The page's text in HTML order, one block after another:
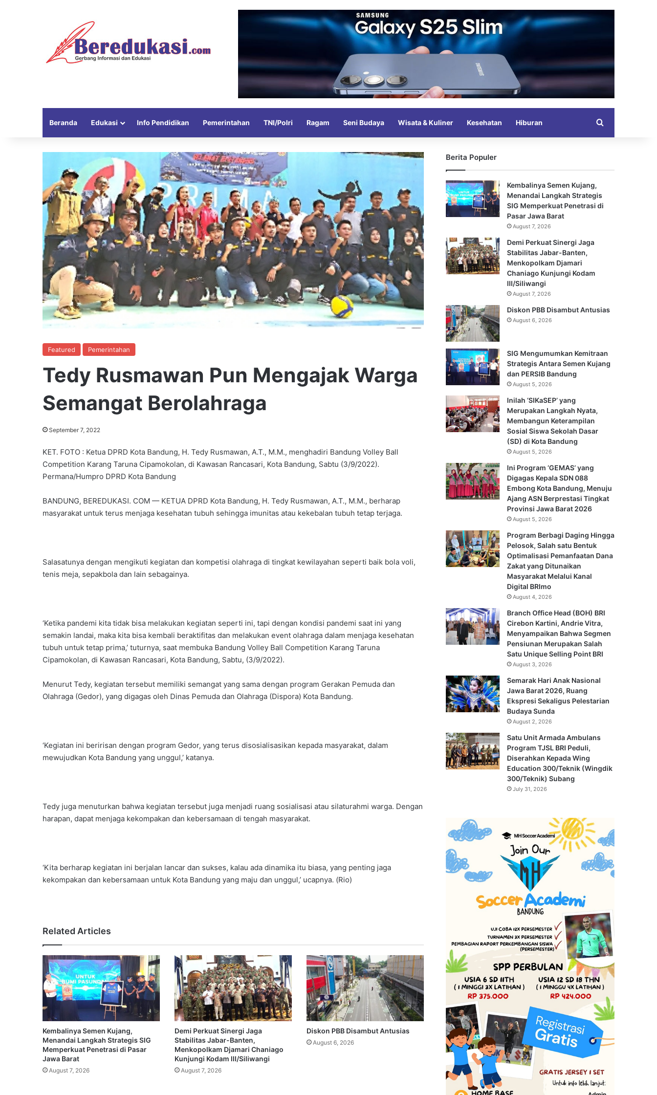
Beranda Edukasi Info Pendidikan Pemerintahan TNI/Polri Ragam Seni Budaya Wisata & Kuliner Kesehatan Hiburan
Featured Pemerintahan
Tedy Rusmawan Pun Mengajak Warga
Semangat Berolahraga
September 7, 2022
KET. FOTO : Ketua DPRD Kota Bandung, H. Tedy Rusmawan, A.T., M.M., menghadiri Bandung Volley Ball
Competition Karang Taruna Cipamokolan, di Kawasan Rancasari, Kota Bandung, Sabtu (3/9/2022).
Permana/Humpro DPRD Kota Bandung
BANDUNG, BEREDUKASI. COM — KETUA DPRD Kota Bandung, H. Tedy Rusmawan, A.T., M.M., berharap
masyarakat untuk terus menjaga kesehatan tubuh sehingga imunitas atau kekebalan tubuh tetap terjaga.
Salasatunya dengan mengikuti kegiatan dan kompetisi olahraga di tingkat kewilayahan seperti baik bola voli,
tenis meja, sepakbola dan lain sebagainya.
‘Ketika pandemi kita tidak bisa melakukan kegiatan seperti ini, tapi dengan kondisi pandemi saat ini yang
semakin landai, maka kita bisa kembali beraktifitas dan melakukan event olahraga dalam menjaga kesehatan
tubuh untuk tetap prima,’ tuturnya, saat membuka Bandung Volley Ball Competition Karang Taruna
Cipamokolan, di Kawasan Rancasari, Kota Bandung, Sabtu, (3/9/2022).
Menurut Tedy, kegiatan tersebut memiliki semangat yang sama dengan program Gerakan Pemuda dan
Olahraga (Gedor), yang digagas oleh Dinas Pemuda dan Olahraga (Dispora) Kota Bandung.
‘Kegiatan ini beririsan dengan program Gedor, yang terus disosialisasikan kepada masyarakat, dalam
mewujudkan Kota Bandung yang unggul,’ katanya.
Tedy juga menuturkan bahwa kegiatan tersebut juga menjadi ruang sosialisasi atau silaturahmi warga. Dengan
harapan, dapat menjaga kekompakan dan kebersamaan di tengah masyarakat.
‘Kita berharap kegiatan ini berjalan lancar dan sukses, kalau ada dinamika itu biasa, yang penting jaga
kekompakan dan kebersamaan untuk Kota Bandung yang maju dan unggul,’ ucapnya. (Rio)
Related Articles
Kembalinya Semen Kujang,
Menandai Langkah Strategis SIG
Memperkuat Penetrasi di Pasar
Jawa Barat
August 7, 2026
Demi Perkuat Sinergi Jaga
Stabilitas Jabar-Banten,
Menkopolkam Djamari Chaniago
Kunjungi Kodam III/Siliwangi
August 7, 2026
Diskon PBB Disambut Antusias
August 6, 2026
Berita Populer
Kembalinya Semen Kujang,
Menandai Langkah Strategis
SIG Memperkuat Penetrasi di
Pasar Jawa Barat
August 7, 2026
Demi Perkuat Sinergi Jaga
Stabilitas Jabar-Banten,
Menkopolkam Djamari
Chaniago Kunjungi Kodam
III/Siliwangi
August 7, 2026
Diskon PBB Disambut Antusias
August 6, 2026
SIG Mengumumkan Kemitraan
Strategis Antara Semen Kujang
dan PERSIB Bandung
August 5, 2026
Inilah ‘SIKaSEP’ yang
Merupakan Langkah Nyata,
Membangun Keterampilan
Sosial Siswa Sekolah Dasar
(SD) di Kota Bandung
August 5, 2026
Ini Program ‘GEMAS’ yang
Digagas Kepala SDN 088
Embong Kota Bandung, Menuju
Ajang ASN Berprestasi Tingkat
Provinsi Jawa Barat 2026
August 5, 2026
Program Berbagi Daging Hingga
Pelosok, Salah satu Bentuk
Optimalisasi Pemanfaatan Dana
Zakat yang Ditunaikan
Masyarakat Melalui Kanal
Digital BRImo
August 4, 2026
Branch Office Head (BOH) BRI
Cirebon Kartini, Andrie Vitra,
Menyampaikan Bahwa Segmen
Pensiunan Merupakan Salah
Satu Unique Selling Point BRI
August 3, 2026
Semarak Hari Anak Nasional
Jawa Barat 2026, Ruang
Ekspresi Sekaligus Pelestarian
Budaya Sunda
August 2, 2026
Satu Unit Armada Ambulans
Program TJSL BRI Peduli,
Diserahkan Kepada Wing
Education 300/Teknik (Wingdik
300/Teknik) Subang
July 31, 2026